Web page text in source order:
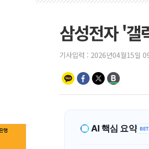
삼성전자 '갤
기사입력 : 2026년04월15일
AI 핵심 요약